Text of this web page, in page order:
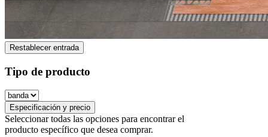
Restablecer entrada
Tipo de producto
Especificación y precio
Seleccionar todas las opciones para encontrar el
producto específico que desea comprar.